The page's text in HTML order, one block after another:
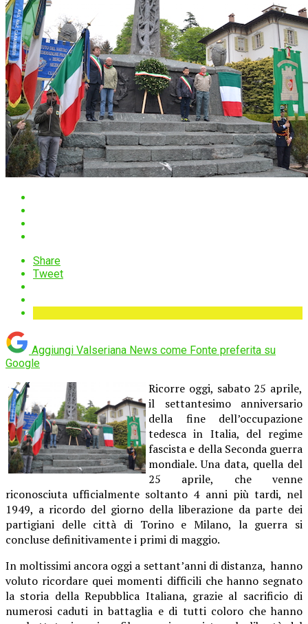
Share
Tweet
Aggiungi Valseriana News come Fonte preferita su
Google
Ricorre oggi, sabato 25 aprile,
il settantesimo anniversario
della fine dell’occupazione
tedesca in Italia, del regime
fascista e della Seconda guerra
mondiale. Una data, quella del
25 aprile, che venne
riconosciuta ufficialmente soltanto 4 anni più tardi, nel
1949, a ricordo del giorno della liberazione da parte dei
partigiani delle città di Torino e Milano, la guerra si
concluse definitivamente i primi di maggio.
In moltissimi ancora oggi a settant’anni di distanza, hanno
voluto ricordare quei momenti difficili che hanno segnato
la storia della Repubblica Italiana, grazie al sacrificio di
numerosi caduti in battaglia e di tutti coloro che hanno